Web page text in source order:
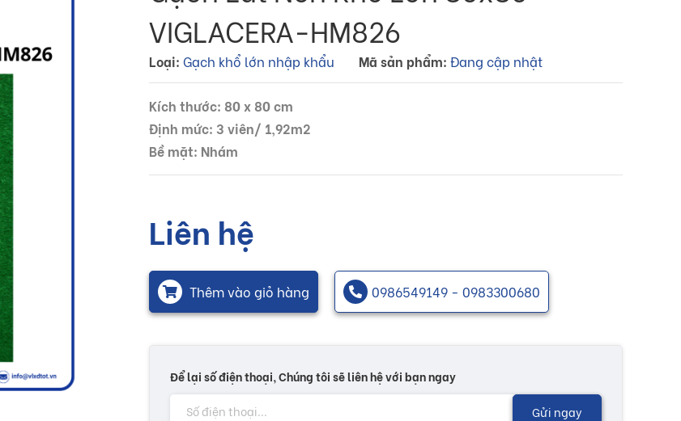
VIGLACERA-HM826
Loại: Gạch khổ lớn nhập khẩu Mã sản phẩm: Đang cập nhật
Kích thước: 80 x 80 cm
Định mức: 3 viên/ 1,92m2
Bề mặt: Nhám
Liên hệ
Thêm vào giỏ hàng 0986549149 - 0983300680
Để lại số điện thoại, Chúng tôi sẽ liên hệ với bạn ngay
Gửi ngay